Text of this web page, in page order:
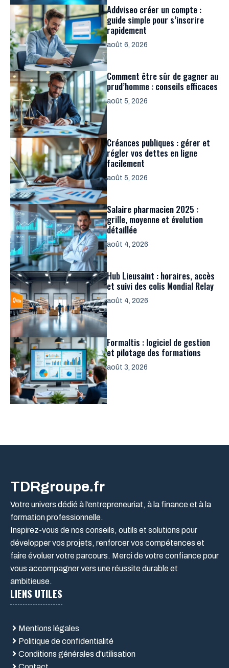
Addviseo créer un compte :
guide simple pour s’inscrire
rapidement
août 6, 2026
Comment être sûr de gagner au
prud’homme : conseils efficaces
août 5, 2026
Créances publiques : gérer et
régler vos dettes en ligne
facilement
août 5, 2026
Salaire pharmacien 2025 :
grille, moyenne et évolution
détaillée
août 4, 2026
Hub Lieusaint : horaires, accès
et suivi des colis Mondial Relay
août 4, 2026
Formaltis : logiciel de gestion
et pilotage des formations
août 3, 2026
TDRgroupe.fr
Votre univers dédié à l’entrepreneuriat, à la finance et à la
formation professionnelle.
Inspirez-vous de nos conseils, outils et solutions pour
développer vos projets, renforcer vos compétences et
faire évoluer votre parcours. Merci de votre confiance pour
vous accompagner vers une réussite durable et
ambitieuse.
LIENS UTILES
Mentions légales
Politique de confidentialité
Conditions générales d'utilisation